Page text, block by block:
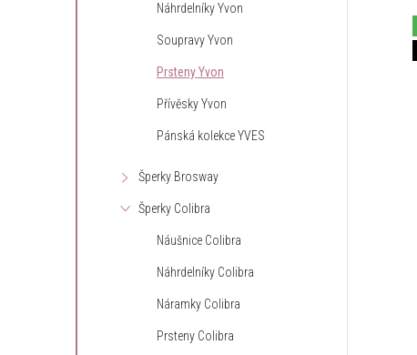
Náhrdelníky Yvon
Soupravy Yvon
Prsteny Yvon
Přívěsky Yvon
Pánská kolekce YVES
Šperky Brosway
Šperky Colibra
Náušnice Colibra
Náhrdelníky Colibra
Náramky Colibra
Prsteny Colibra